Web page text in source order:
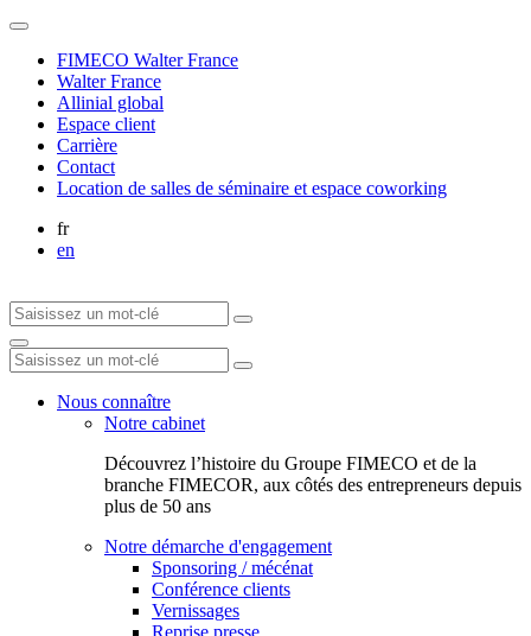
FIMECO Walter France
Walter France
Allinial global
Espace client
Carrière
Contact
Location de salles de séminaire et espace coworking
fr
en
Nous connaître
Notre cabinet
Découvrez l’histoire du Groupe FIMECO et de la
branche FIMECOR, aux côtés des entrepreneurs depuis
plus de 50 ans
Notre démarche d'engagement
Sponsoring / mécénat
Conférence clients
Vernissages
Reprise presse